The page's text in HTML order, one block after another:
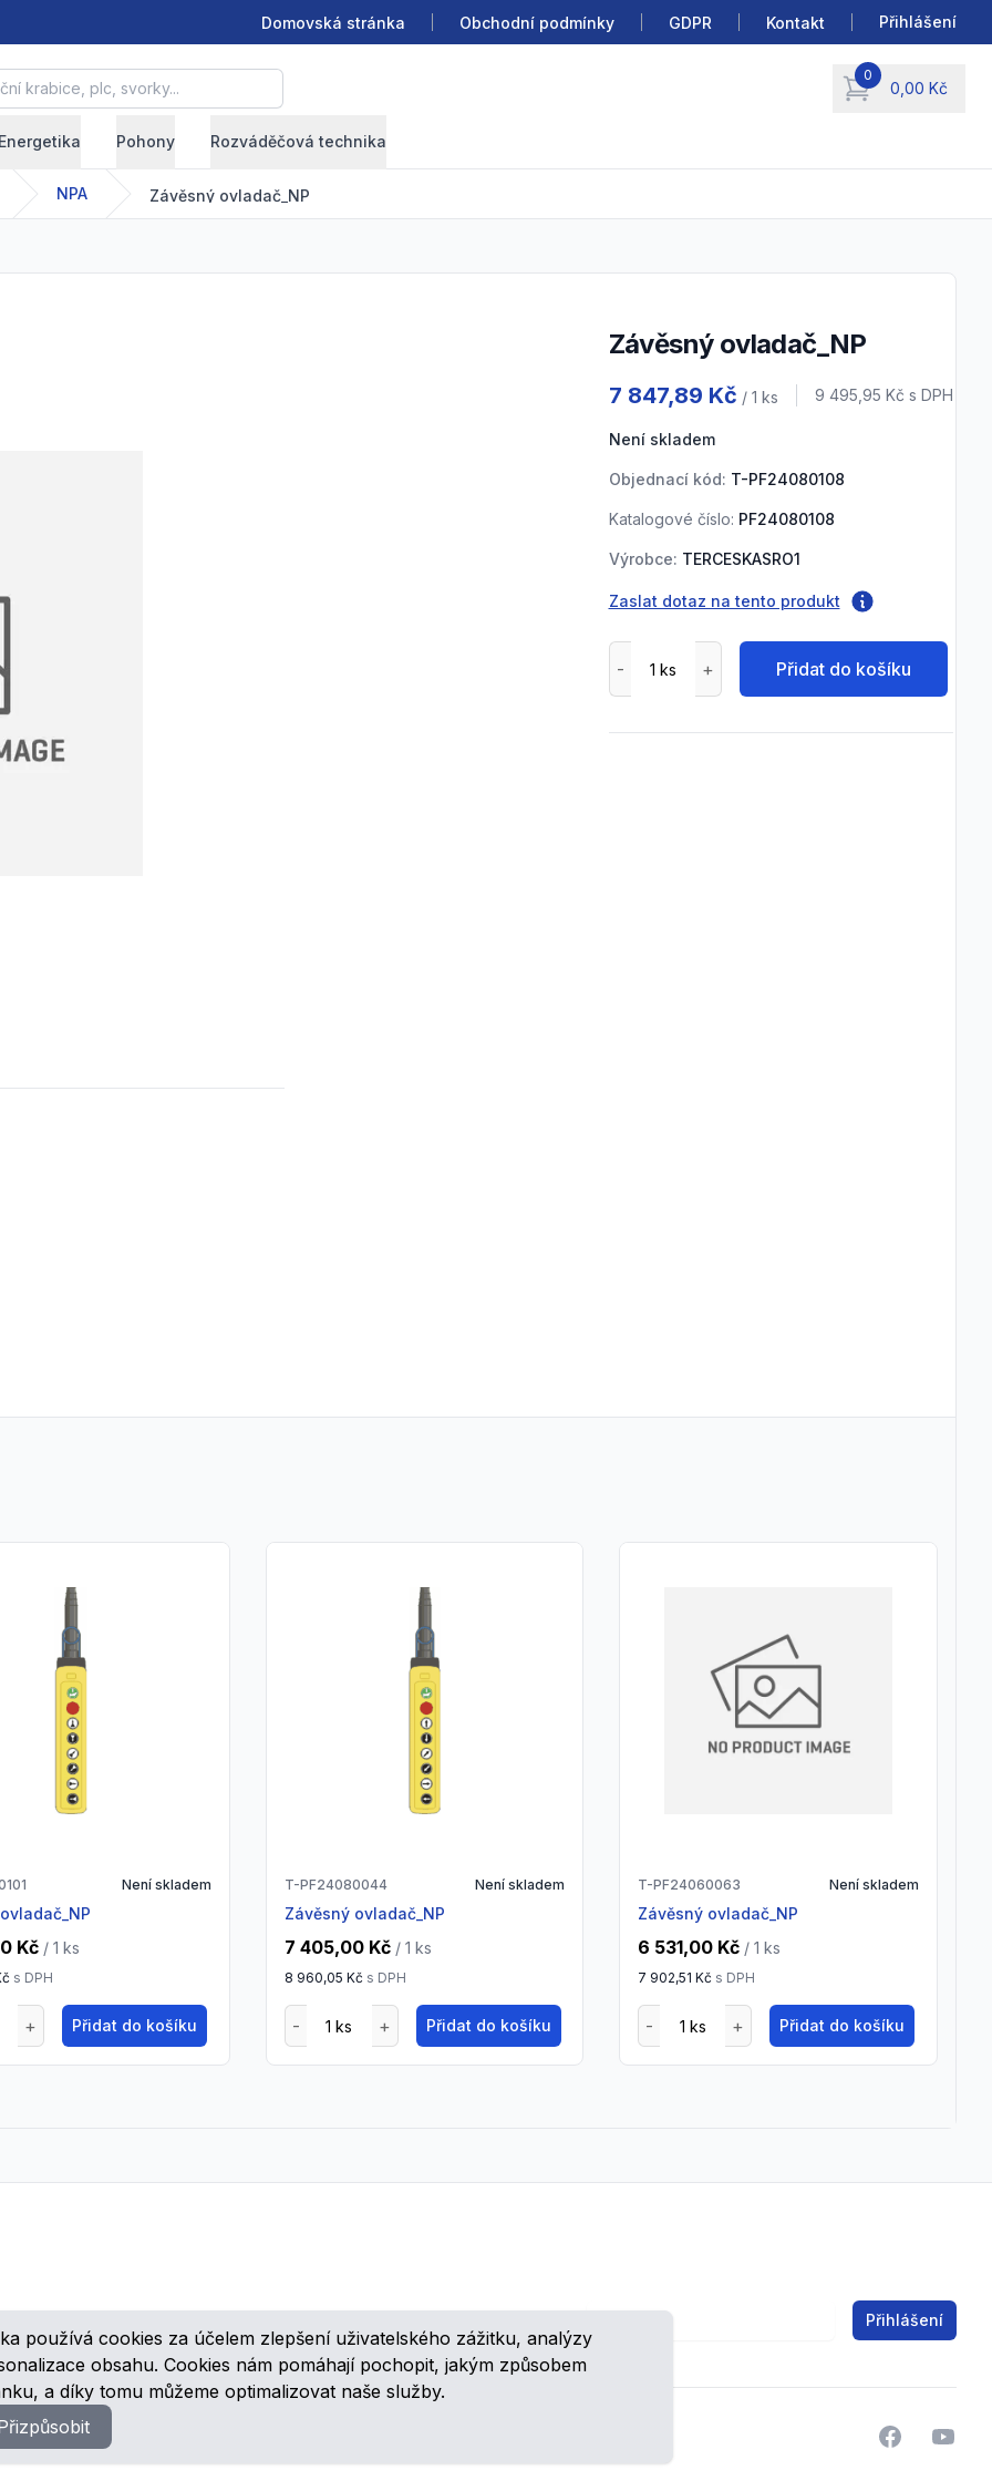
používá cookies za účelem zlepšení uživatelského zážitku, analýzy
obsahu. Cookies nám pomáhají pochopit, jakým způsobem
a díky tomu můžeme optimalizovat naše služby.
Domovská stránka Obchodní podmínky GDPR Kontakt Přihlášení
plc, svorky... 0
0,00 Kč
items in cart, view
Energetika Pohony Rozváděčová technika
NPA Závěsný ovladač_NP
Závěsný ovladač_NP
7 847,89 Kč / 1 ks Cena s DPH
9 495,95 Kč s DPH
Není skladem
Objednací kód: T-PF24080108
Katalogové číslo: PF24080108
Výrobce: TERCESKASRO1
Zaslat dotaz na tento produkt
Přidat do košíku
Není skladem
ovladač_NP
Kč / 1 ks
s DPH
Přidat do košíku
T-PF24080044 Není skladem
Závěsný ovladač_NP
7 405,00 Kč / 1 ks
8 960,05 Kč s DPH
Přidat do košíku
T-PF24060063 Není skladem
Závěsný ovladač_NP
6 531,00 Kč / 1 ks
7 902,51 Kč s DPH
Přidat do košíku
speciálních cenových nabídkách a různých zajímavých akcích.
Email address Přihlášení
Facebook